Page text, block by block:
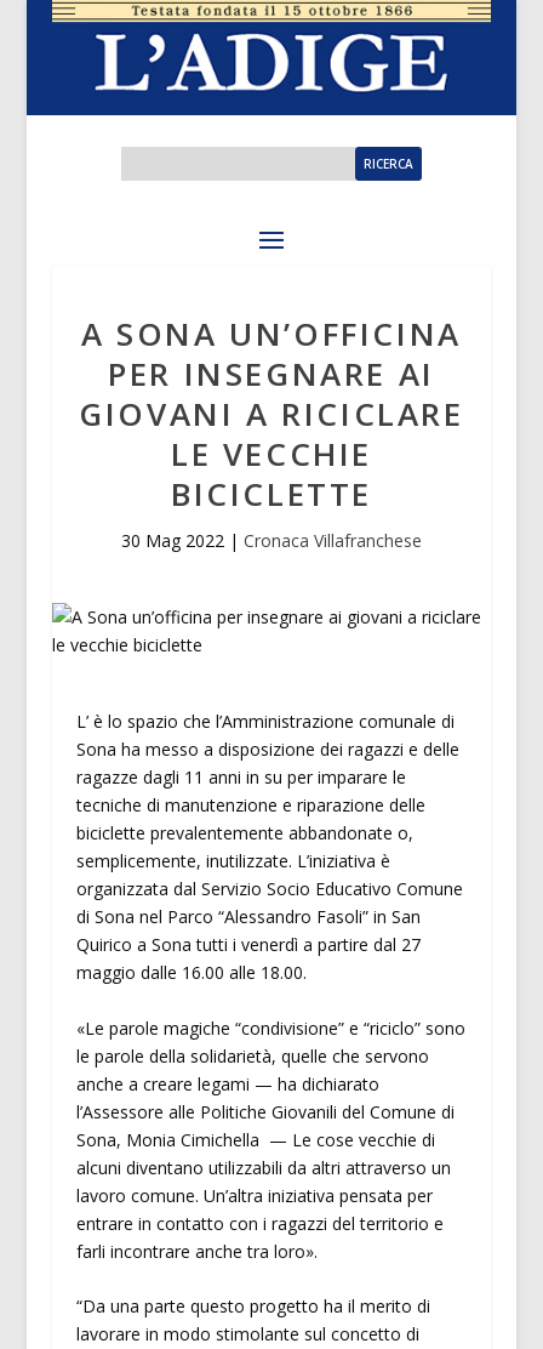
A SONA UN’OFFICINA
PER INSEGNARE AI
GIOVANI A RICICLARE
LE VECCHIE
BICICLETTE
30 Mag 2022| Cronaca Villafranchese
L’ è lo spazio che l’Amministrazione comunale di
Sona ha messo a disposizione dei ragazzi e delle
ragazze dagli 11 anni in su per imparare le
tecniche di manutenzione e riparazione delle
biciclette prevalentemente abbandonate o,
semplicemente, inutilizzate. L’iniziativa è
organizzata dal Servizio Socio Educativo Comune
di Sona nel Parco “Alessandro Fasoli” in San
Quirico a Sona tutti i venerdì a partire dal 27
maggio dalle 16.00 alle 18.00.
«Le parole magiche “condivisione” e “riciclo” sono
le parole della solidarietà, quelle che servono
anche a creare legami — ha dichiarato
l’Assessore alle Politiche Giovanili del Comune di
Sona, Monia Cimichella — Le cose vecchie di
alcuni diventano utilizzabili da altri attraverso un
lavoro comune. Un’altra iniziativa pensata per
entrare in contatto con i ragazzi del territorio e
farli incontrare anche tra loro».
“Da una parte questo progetto ha il merito di
lavorare in modo stimolante sul concetto di